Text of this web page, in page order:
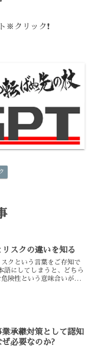
※クリック❗️
リスクの違いを知る
クという言葉をご存知で
語にしてしまうと、どちら
険性という意味合いがあ
承継対策として認知
必要なのか?